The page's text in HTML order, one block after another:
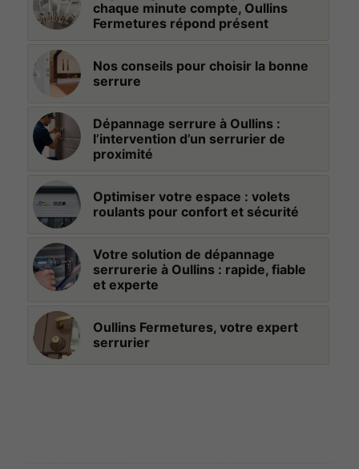
chaque minute compte, Oullins
Fermetures répond présent
Nos conseils pour choisir la bonne
serrure
Dépannage serrure à Oullins :
l’intervention d’un serrurier de
proximité
Optimiser votre espace : volets
roulants pour confort et sécurité
Votre solution de dépannage
serrurerie à Oullins : rapide, fiable
et experte
Oullins Fermetures, votre expert
serrurier